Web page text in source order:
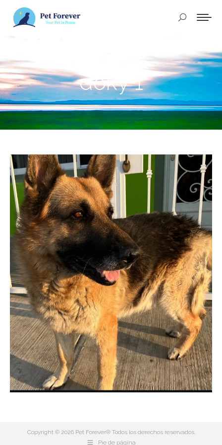
Buscar:
doky 1
Copyright © 2026 Pet Forever® Todos los derechos reservados.
Pie de página